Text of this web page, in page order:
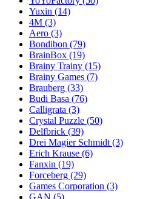
Yuxin (14)
4M (3)
Aero (3)
Bondibon (79)
BrainBox (19)
Brainy Trainy (15)
Brainy Games (7)
Brauberg (33)
Budi Basa (76)
Calligrata (3)
Crystal Puzzle (50)
Delfbrick (39)
Drei Magier Schmidt (3)
Erich Krause (6)
Fanxin (19)
Forceberg (29)
Games Corporation (3)
GAN (5)